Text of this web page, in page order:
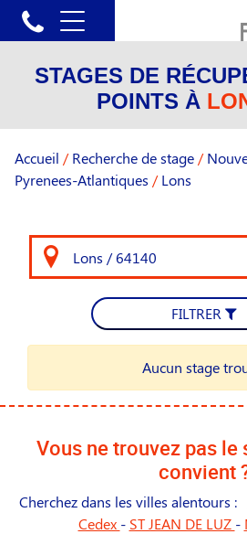
STAGES DE
POINTS À
Accueil / Recherche de stage /
Pyrenees-Atlantiques / Lons
FILTRER
Aucun stage
Vous ne trouvez pas le
convient
Cherchez dans les villes alentours :
Cedex - ST JEAN DE LUZ -